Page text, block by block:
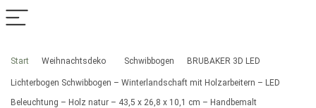
Start Weihnachtsdeko Schwibbogen BRUBAKER 3D LED
Lichterbogen Schwibbogen – Winterlandschaft mit Holzarbeitern – LED
Beleuchtung – Holz natur – 43,5 x 26,8 x 10,1 cm – Handbemalt